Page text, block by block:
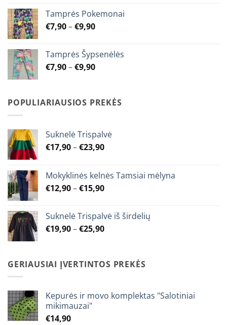
on
the
product
through
€9,90
Tamprės Pokemonai
€7,90–€9,90Price
through
€9,90
Tamprės Šypsenėlės
€7,90–€9,90Price
through
€9,90
POPULIARIAUSIOS PREKĖS
Suknelė Trispalvė
€17,90–€23,90Price
through
€23,90
Mokyklinės kelnės Tamsiai mėlyna
€12,90–€15,90Price
through
€15,90
Suknelė Trispalvė iš širdelių
€19,90–€25,90Price
through
€25,90
GERIAUSIAI ĮVERTINTOS PREKĖS
Kepurės ir movo komplektas "Salotiniai
mikimauzai"
€14,90